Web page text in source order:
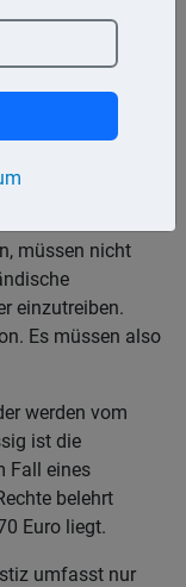
bis zum
immer noch
Auto erst einmal
können auch in
ist das
direkt von
müssen nicht
einzutreiben.
Es müssen also
werden vom
ist die
Fall eines
belehrt
Euro liegt.
umfasst nur